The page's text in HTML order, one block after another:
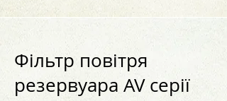
Фільтр повітря
резервуара AV серії